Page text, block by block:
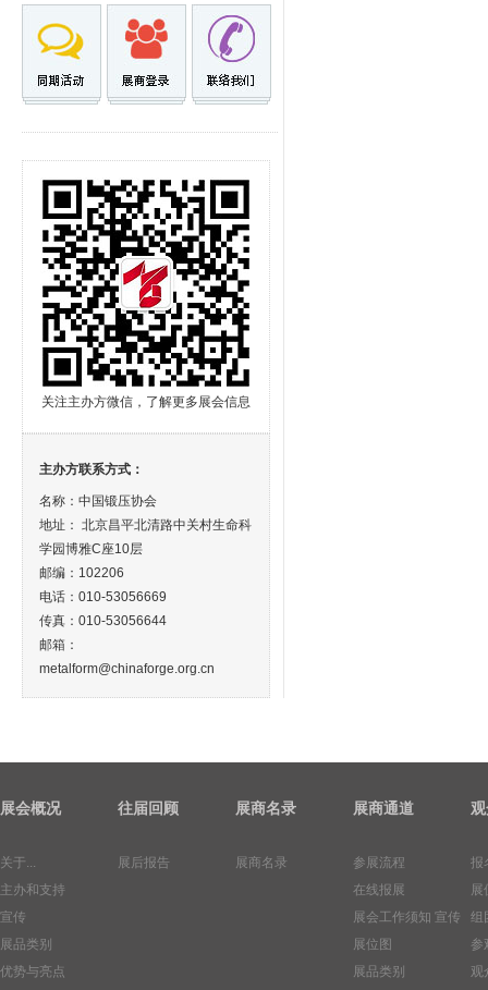
关注主办方微信，了解更多展会信息
主办方联系方式：
名称：中国锻压协会
地址： 北京昌平北清路中关村生命科
学园博雅C座10层
邮编：102206
电话：010-53056669
传真：010-53056644
邮箱：
metalform@chinaforge.org.cn
展会概况
关于...
主办和支持
宣传
展品类别
优势与亮点
往届回顾
展后报告
展商名录
展商名录
展商通道
参展流程
在线报展
展会工作须知 宣传
展位图
展品类别
报
展
组
参
观